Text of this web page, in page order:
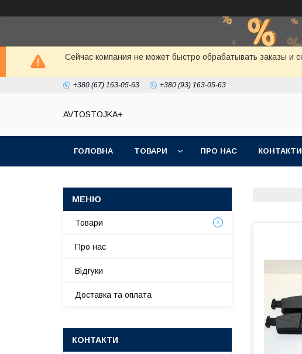
Сейчас компания не может быстро обрабатывать заказы и
+380 (67) 163-05-63 +380 (93) 163-05-63
AVTOSTOJKA+
ГОЛОВНА ТОВАРИ ПРО НАС КОНТАКТИ
Товари
Про нас
Відгуки
Доставка та оплата
КОНТАКТИ